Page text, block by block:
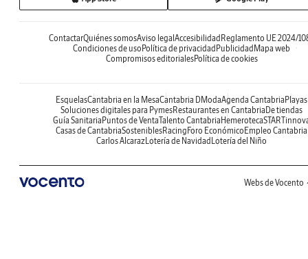
ContactarQuiénes somosAviso legalAccesibilidadReglamento UE 2024/
Condiciones de usoPolítica de privacidadPublicidadMapa web
Compromisos editorialesPolítica de cookies
EsquelasCantabria en la MesaCantabria DModaAgenda CantabriaPlayas
Soluciones digitales para PymesRestaurantes en CantabriaDe tiendas
Guía SanitariaPuntos de VentaTalento CantabriaHemeroteca
Casas de CantabriaSosteniblesRacingForo EconómicoEmpleo Cantabria
Carlos AlcarazLotería de NavidadLotería del Niño
Webs de Vocento